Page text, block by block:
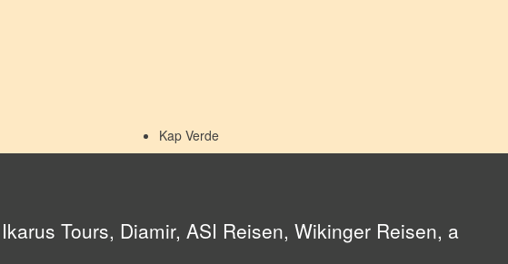
Kap Verde
Tours, Diamir, ASI Reisen, Wikinger Reisen, a